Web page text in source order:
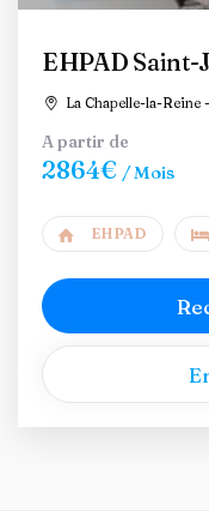
EHPAD Saint-
La Chapelle-la-Reine
A partir de
2864€ / Mois
EHPAD